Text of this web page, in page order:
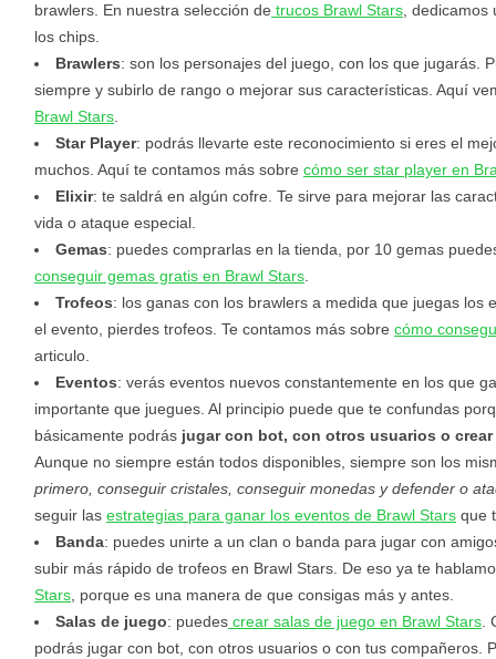
brawlers. En nuestra selección de trucos Brawl Stars, dedicamos
los chips.
Brawlers: son los personajes del juego, con los que jugarás.
siempre y subirlo de rango o mejorar sus características. Aquí
Brawl Stars.
Star Player: podrás llevarte este reconocimiento si eres el
muchos. Aquí te contamos más sobre cómo ser star player en
Elixir: te saldrá en algún cofre. Te sirve para mejorar las
vida o ataque especial.
Gemas: puedes comprarlas en la tienda, por 10 gemas
conseguir gemas gratis en Brawl Stars.
Trofeos: los ganas con los brawlers a medida que juegas los
el evento, pierdes trofeos. Te contamos más sobre cómo
articulo.
Eventos: verás eventos nuevos constantemente en los que
importante que juegues. Al principio puede que te confundas
básicamente podrás jugar con bot, con otros usuarios o
Aunque no siempre están todos disponibles, siempre son los
primero, conseguir cristales, conseguir monedas y defender o
seguir las estrategias para ganar los eventos de Brawl Stars que
Banda: puedes unirte a un clan o banda para jugar con
subir más rápido de trofeos en Brawl Stars. De eso ya te
Stars, porque es una manera de que consigas más y antes.
Salas de juego: puedes crear salas de juego en Brawl Stars.
podrás jugar con bot, con otros usuarios o con tus compañeros.